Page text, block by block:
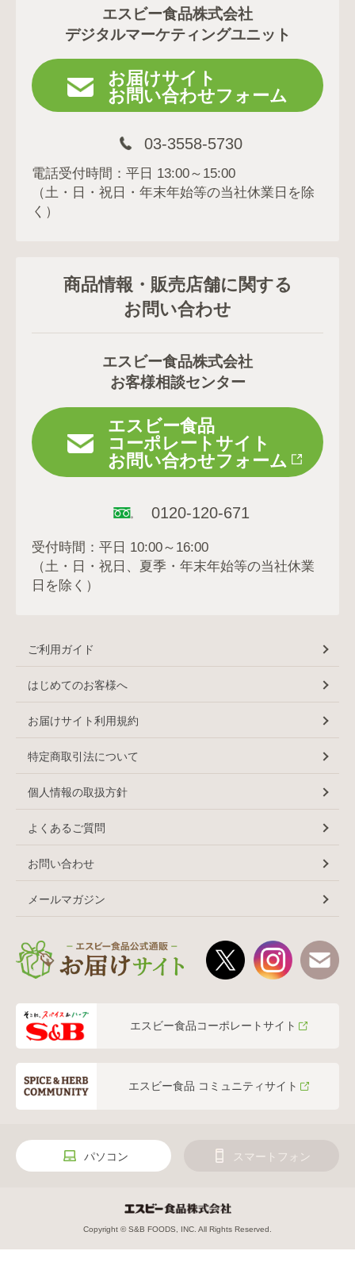
エスビー食品株式会社
デジタルマーケティングユニット
お届けサイト
お問い合わせフォーム
03-3558-5730
電話受付時間：平日 13:00～15:00
（土・日・祝日・年末年始等の当社休業日を除
く）
商品情報・販売店舗に関する
お問い合わせ
エスビー食品株式会社
お客様相談センター
エスビー食品
コーポレートサイト
お問い合わせフォーム
0120-120-671
受付時間：平日 10:00～16:00
（土・日・祝日、夏季・年末年始等の当社休業
日を除く）
ご利用ガイド
はじめてのお客様へ
お届けサイト利用規約
特定商取引法について
個人情報の取扱方針
よくあるご質問
お問い合わせ
メールマガジン
エスビー食品コーポレートサイト
エスビー食品 コミュニティサイト
パソコン スマートフォン
Copyright © S&B FOODS, INC. All Rights Reserved.